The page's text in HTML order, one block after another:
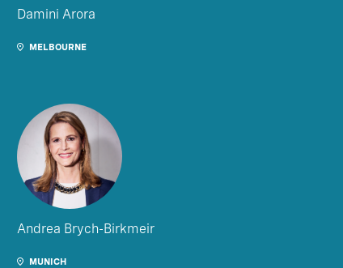
Damini Arora
MELBOURNE
Andrea Brych-Birkmeir
MUNICH